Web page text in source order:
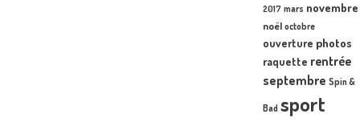
2017 mars novembre
noël octobre
ouverture photos
raquette rentrée
septembre Spin &
Bad sport